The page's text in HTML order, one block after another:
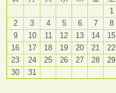
1
2
3 4 5 6 7
8
9
10 11 12 13 14
15
16
17 18 19 20 21
22
23
24 25 26 27 28
29
30
31